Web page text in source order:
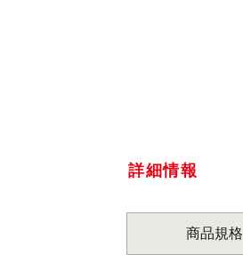
詳細情報
商品規格